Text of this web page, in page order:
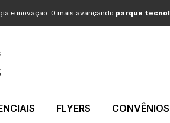
e inovação. O mais avançando parque
FLYERS CONVÊNIOS